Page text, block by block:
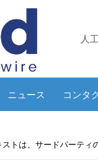
人
ニュース コンタ
トは、サードパーティ